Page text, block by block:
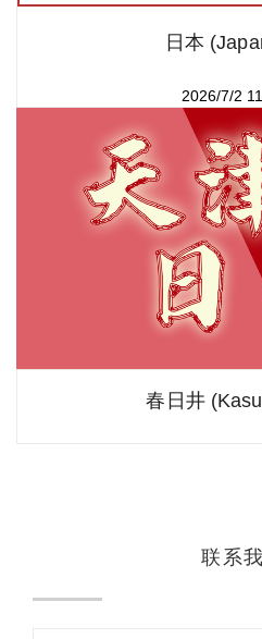
日本
2026/7/2
春日井
联系